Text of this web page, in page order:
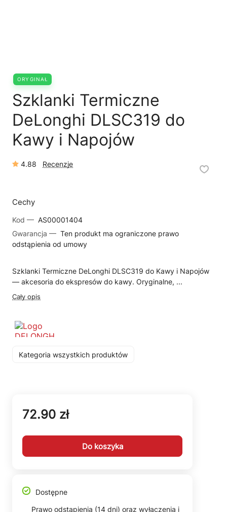
ORYGINAŁ
Szklanki Termiczne
DeLonghi DLSC319 do
Kawy i Napojów
4.88 Recenzje
Cechy
Kod — AS00001404
Gwarancja — Ten produkt ma ograniczone prawo
odstąpienia od umowy
Szklanki Termiczne DeLonghi DLSC319 do Kawy i Napojów
— akcesoria do ekspresów do kawy. Oryginalne, ...
Cały opis
Kategoria wszystkich produktów
72.90 zł
Do koszyka
Dostępne
Prawo odstąpienia (14 dni) oraz wyłączenia i